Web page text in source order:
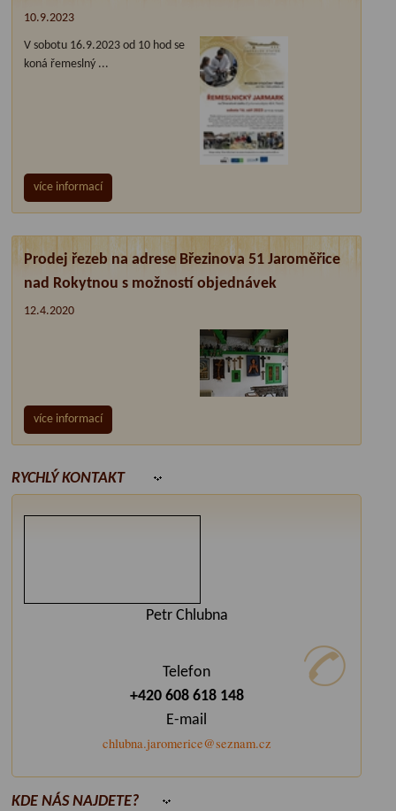
10.9.2023
V sobotu 16.9.2023 od 10 hod se
koná řemeslný ...
více informací
Prodej řezeb na adrese Březinova 51 Jaroměřice
nad Rokytnou s možností objednávek
12.4.2020
více informací
RYCHLÝ KONTAKT
Petr Chlubna
Telefon
+420 608 618 148
E-mail
chlubna.jaromerice@seznam.cz
KDE NÁS NAJDETE?